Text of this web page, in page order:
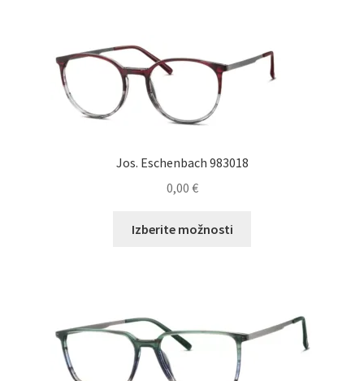
Jos. Eschenbach 983018
0,00 €
Izberite možnosti
Možnosti
lahko